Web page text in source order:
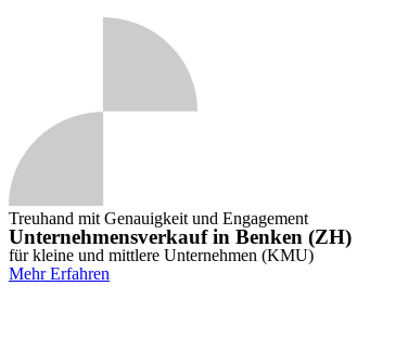
Treuhand mit Genauigkeit und Engagement
Unternehmensverkauf in Benken (ZH)
für kleine und mittlere Unternehmen (KMU)
Mehr Erfahren